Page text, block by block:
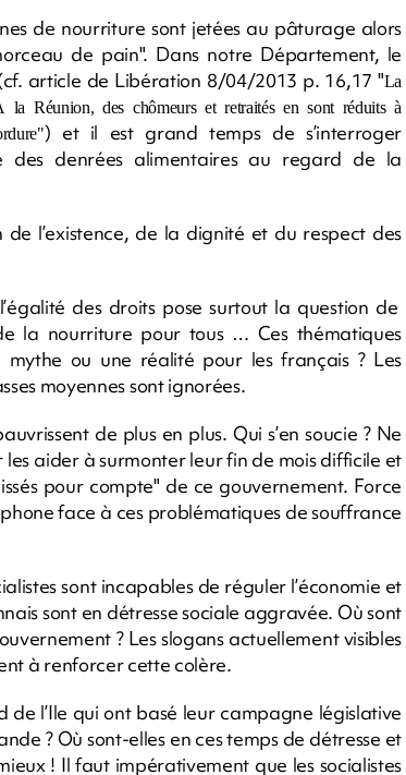
de nourriture sont jetées au pâturage alors
de pain". Dans notre Département, le
article de Libération 8/04/2013 p. 16,17 "La
Réunion, des chômeurs et retraités en sont réduits à
) et il est grand temps de s’interroger
des denrées alimentaires au regard de la
l’existence, de la dignité et du respect des
des droits pose surtout la question de
la nourriture pour tous … Ces thématiques
mythe ou une réalité pour les français ? Les
moyennes sont ignorées.
de plus en plus. Qui s’en soucie ? Ne
aider à surmonter leur fin de mois difficile et
pour compte" de ce gouvernement. Force
face à ces problématiques de souffrance
sont incapables de réguler l’économie et
sont en détresse sociale aggravée. Où sont
? Les slogans actuellement visibles
à renforcer cette colère.
l’Ile qui ont basé leur campagne législative
? Où sont-elles en ces temps de détresse et
! Il faut impérativement que les socialistes